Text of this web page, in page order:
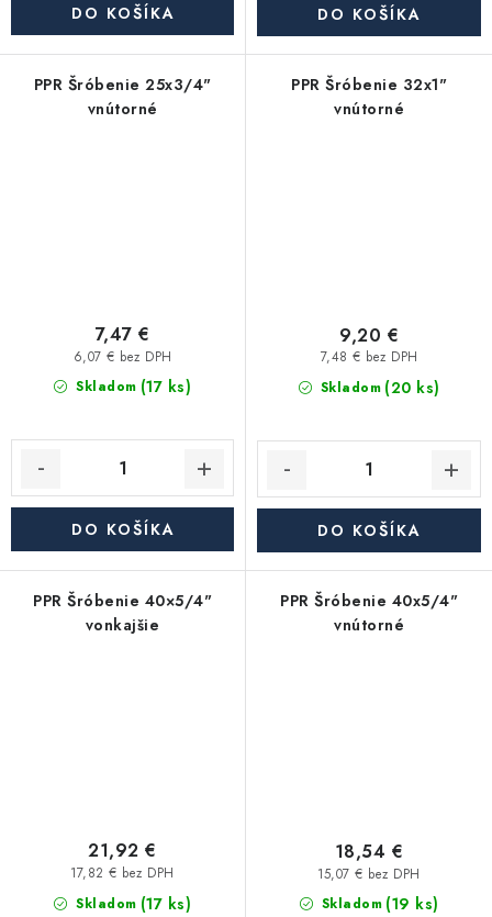
DO KOŠÍKA DO KOŠÍKA
PPR Šróbenie 25x3/4"
vnútorné
Skladom (17 ks)
6,07 € bez DPH
7,47 €
DO KOŠÍKA
PPR Šróbenie 32x1"
vnútorné
Skladom (20 ks)
7,48 € bez DPH
9,20 €
DO KOŠÍKA
PPR Šróbenie 40×5/4"
vonkajšie
Skladom (17 ks)
17,82 € bez DPH
21,92 €
PPR Šróbenie 40x5/4"
vnútorné
Skladom (19 ks)
15,07 € bez DPH
18,54 €